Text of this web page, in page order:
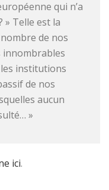
qui n’a
» Telle est la
de nos
innombrables
les institutions
de nos
aucun
»
ici.